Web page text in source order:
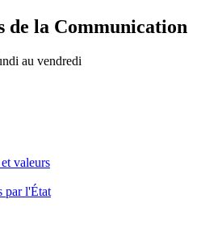
de la Communication
au vendredi
valeurs
par l'État